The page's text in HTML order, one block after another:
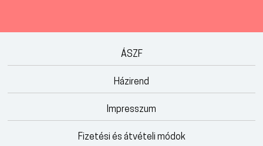
ÁSZF
Házirend
Impresszum
Fizetési és átvételi módok